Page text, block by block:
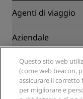
Radisson Rewards
Blog
Destinazioni
APP Radisson Hotels
Hotel Approvati per
Hotel per famiglie
Agenti di viaggio
Partner
Agenti di viaggio
Aziendale
Radisson Hotel
Media
Opportunità di
Opportunità di
Note legali
Centro sulla privacy
Note legali
Aiuto
Questo sito web
(come web beacon,
assicurare il corretto
per migliorare e